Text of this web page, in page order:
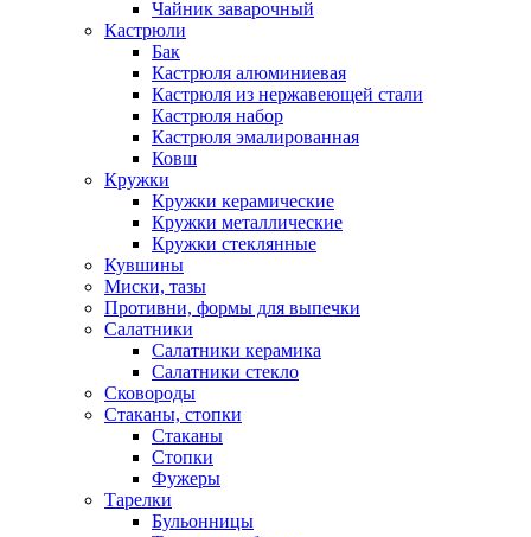
Чайник заварочный
Кастрюли
Бак
Кастрюля алюминиевая
Кастрюля из нержавеющей стали
Кастрюля набор
Кастрюля эмалированная
Ковш
Кружки
Кружки керамические
Кружки металлические
Кружки стеклянные
Кувшины
Миски, тазы
Противни, формы для выпечки
Салатники
Салатники керамика
Салатники стекло
Сковороды
Стаканы, стопки
Стаканы
Стопки
Фужеры
Тарелки
Бульонницы